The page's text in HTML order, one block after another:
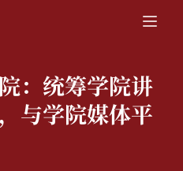
： 统筹学院讲
与学院媒体平